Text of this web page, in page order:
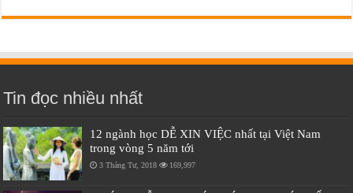
Tin đọc nhiều nhất
12 ngành học DỄ XIN VIỆC nhất tại Việt Nam
trong vòng 5 năm tới
3 Tháng Tư, 2018 169,997